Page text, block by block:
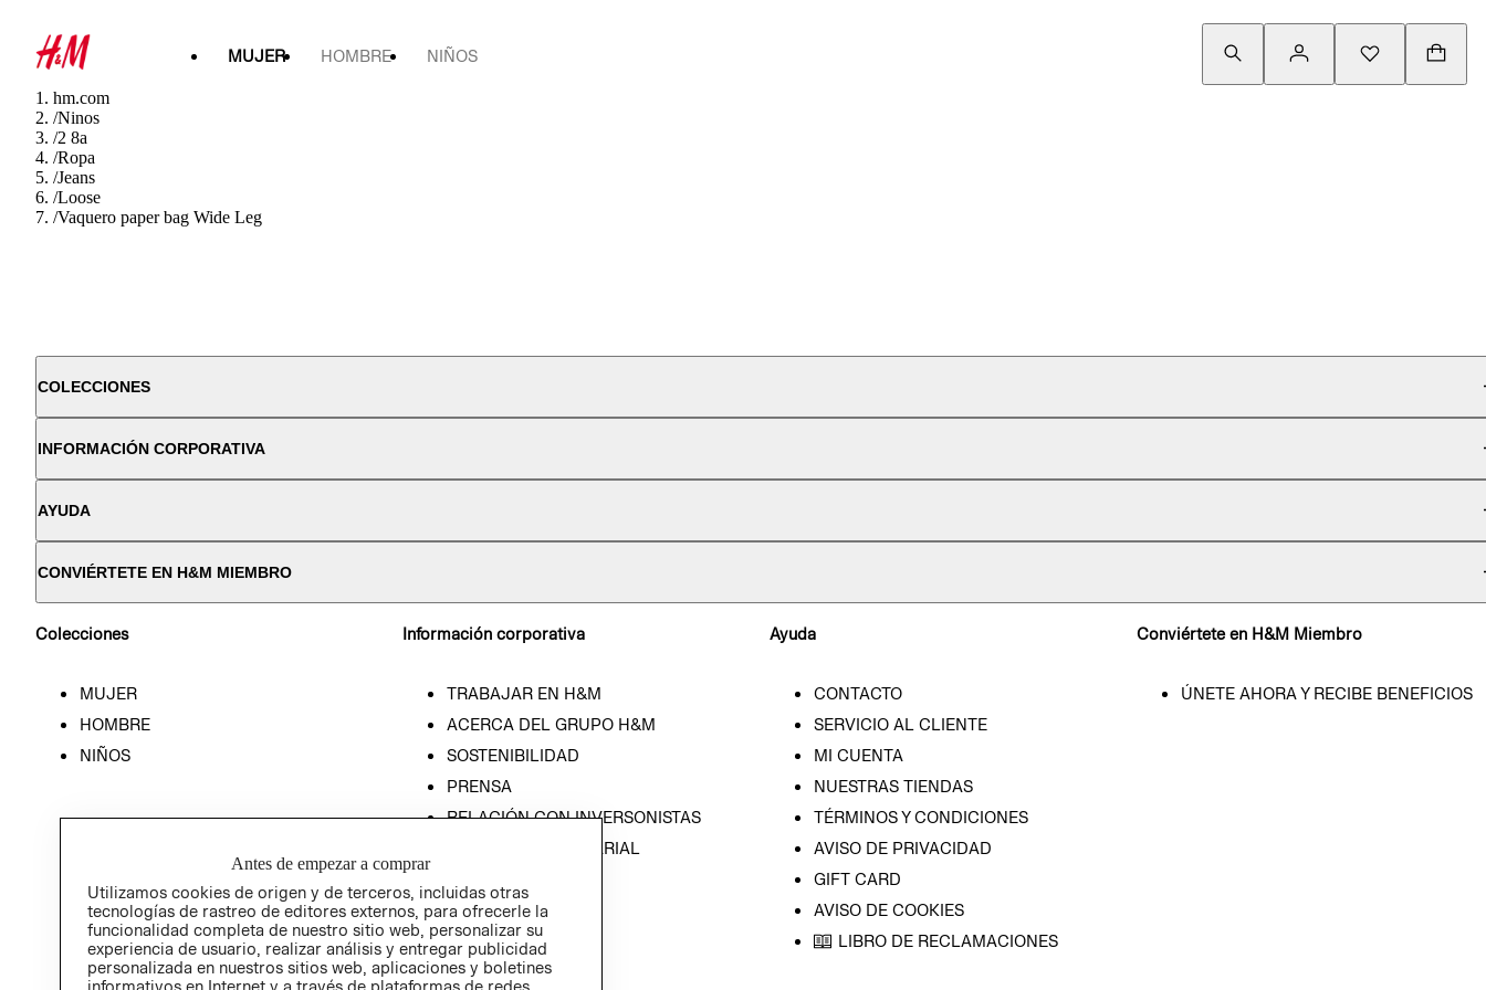
MUJER HOMBRE NIÑOS
hm.com
/Ninos
/2 8a
/Ropa
/Jeans
/Loose
/Vaquero paper bag Wide Leg
COLECCIONES
INFORMACIÓN CORPORATIVA
AYUDA
CONVIÉRTETE EN H&M MIEMBRO
Colecciones
MUJER
HOMBRE
NIÑOS
Información corporativa
TRABAJAR EN H&M
ACERCA DEL GRUPO H&M
SOSTENIBILIDAD
PRENSA
RELACIÓN CON INVERSONISTAS
POLÍTICA EMPRESARIAL
Ayuda
CONTACTO
SERVICIO AL CLIENTE
MI CUENTA
NUESTRAS TIENDAS
TÉRMINOS Y CONDICIONES
AVISO DE PRIVACIDAD
GIFT CARD
AVISO DE COOKIES
LIBRO DE RECLAMACIONES
Conviértete en H&M Miembro
ÚNETE AHORA Y RECIBE BENEFICIOS
Antes de empezar a comprar
Utilizamos cookies de origen y de terceros, incluidas otras
tecnologías de rastreo de editores externos, para ofrecerle la
funcionalidad completa de nuestro sitio web, personalizar su
experiencia de usuario, realizar análisis y entregar publicidad
personalizada en nuestros sitios web, aplicaciones y boletines
informativos en Internet y a través de plataformas de redes